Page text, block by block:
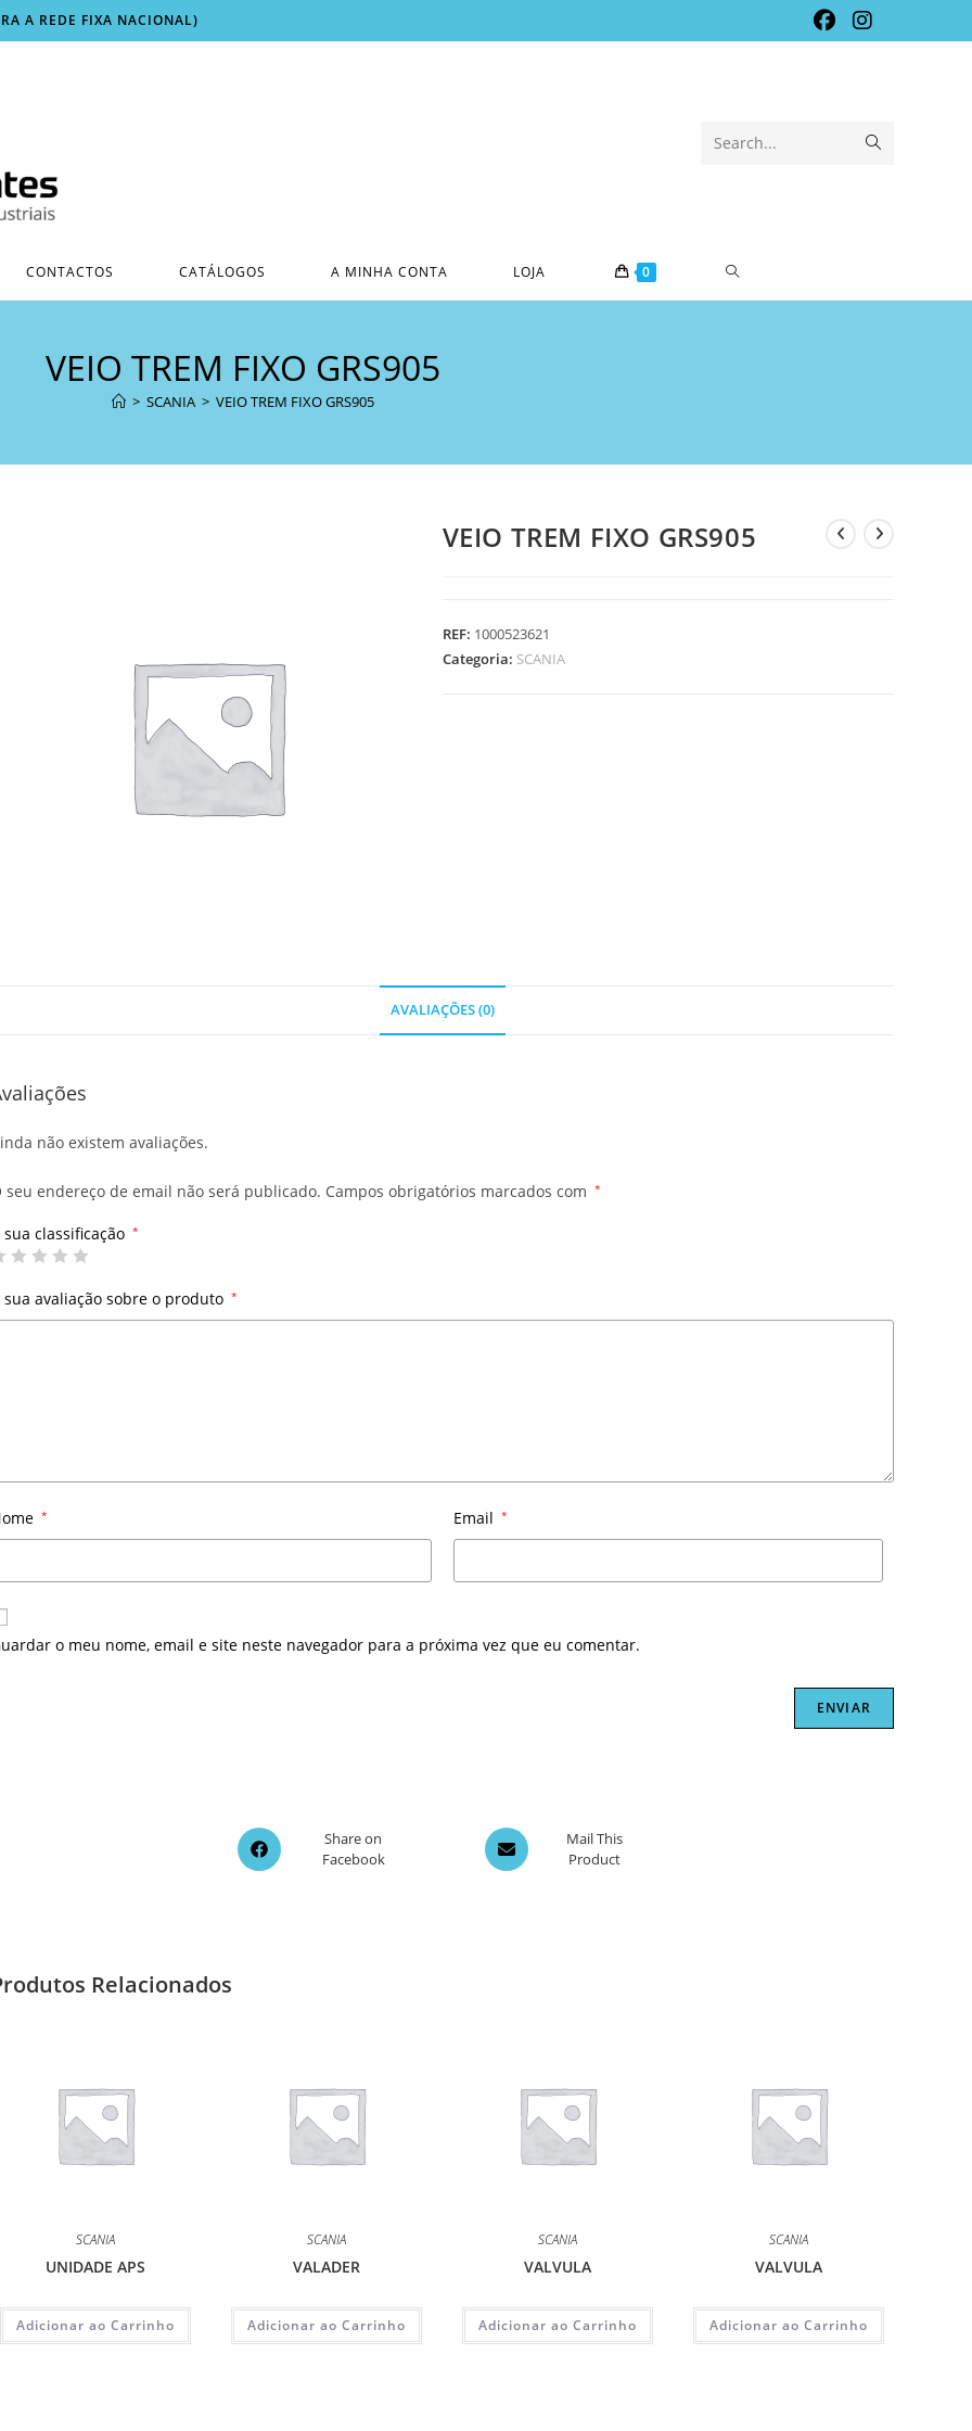
A REDE FIXA NACIONAL)
Search...
CONTACTOS CATÁLOGOS A MINHA CONTA LOJA 0 TOGGLE
VEIO TREM FIXO GRS905
> SCANIA > VEIO TREM FIXO GRS905
VEIO TREM FIXO GRS905
REF: 1000523621
Categoria: SCANIA
AVALIAÇÕES (0)
não existem avaliações.
seu endereço de email não será publicado. Campos obrigatórios marcados com *
sua classificação *
sua avaliação sobre o produto *
* Email *
o meu nome, email e site neste navegador para a próxima vez que eu comentar.
Opens
in
Share on
Facebook
Opens
in
Mail This
Product
Relacionados
SCANIA
UNIDADE APS
Adicionar ao Carrinho
SCANIA
VALADER
Adicionar ao Carrinho
SCANIA
VALVULA
Adicionar ao Carrinho
SCANIA
VALVULA
Adicionar ao Carrinho